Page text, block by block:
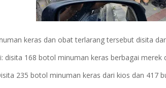
keras dan obat terlarang tersebut disita
disita 168 botol minuman keras berbagai merek
235 botol minuman keras dari kios dan 417